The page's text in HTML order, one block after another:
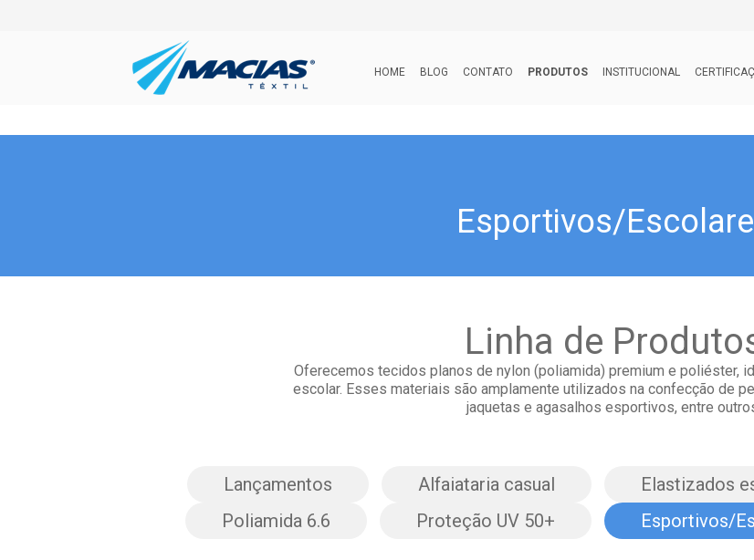
HOME BLOG CONTATO PRODUTOS INSTITUCIONAL
Esportivos/
Linha de
Oferecemos tecidos planos de nylon (poliamida) premium e poliéster,
escolar. Esses materiais são amplamente utilizados na confecção de
jaquetas e agasalhos esportivos, entre
Lançamentos Alfaiataria casual Elastizados
Poliamida 6.6
Proteção UV 50+ Esportivos/